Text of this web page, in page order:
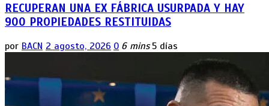
RECUPERAN UNA EX FÁBRICA USURPADA Y HAY
900 PROPIEDADES RESTITUIDAS
por BACN 2 agosto, 2026 0 6 mins 5 días